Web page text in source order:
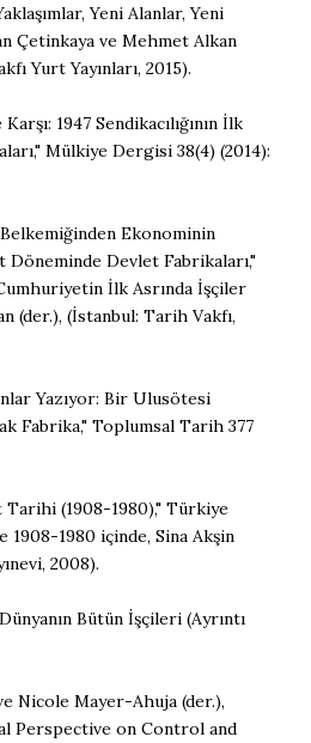
Yeni Alanlar, Yeni
Çetinkaya ve Mehmet Alkan
Yurt Yayınları, 2015).
1947 Sendikacılığının İlk
Mülkiye Dergisi 38(4) (2014):
Ekonominin
Döneminde Devlet Fabrikaları,"
İlk Asrında İşçiler
(der.), (İstanbul: Tarih Vakfı,
Yazıyor: Bir Ulusötesi
Fabrika," Toplumsal Tarih 377
(1908-1980)," Türkiye
1908-1980 içinde, Sina Akşin
2008).
Bütün İşçileri (Ayrıntı
Nicole Mayer-Ahuja (der.),
Perspective on Control and